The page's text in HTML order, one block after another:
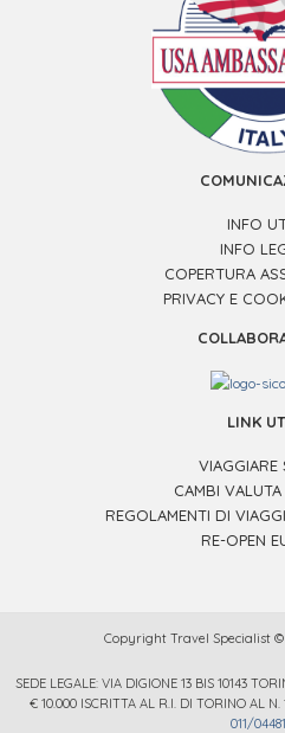
INFO
INFO
COPERTURA
PRIVACY E
LINK
VIAGGIARE
CAMBI VALUTA
REGOLAMENTI DI
RE-OPEN
Copyright Travel Specialist ©
SEDE LEGALE: VIA DIGIONE 13 BIS 10143
€ 10.000 ISCRITTA AL R.I. DI TORINO AL N.
011/